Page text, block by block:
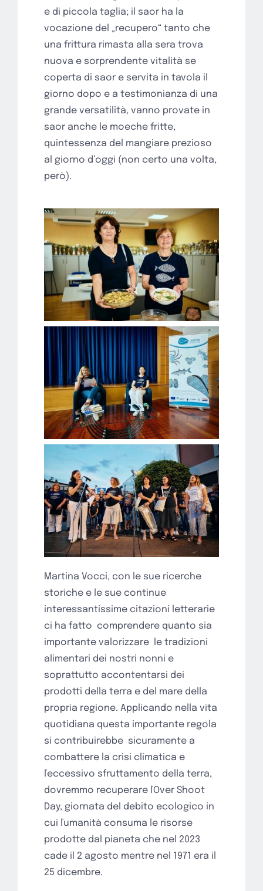
e di piccola taglia; il saor ha la
vocazione del „recupero“ tanto che
una frittura rimasta alla sera trova
nuova e sorprendente vitalità se
coperta di saor e servita in tavola il
giorno dopo e a testimonianza di una
grande versatilità, vanno provate in
saor anche le moeche fritte,
quintessenza del mangiare prezioso
al giorno d’oggi (non certo una volta,
però).
Martina Vocci, con le sue ricerche
storiche e le sue continue
interessantissime citazioni letterarie
ci ha fatto comprendere quanto sia
importante valorizzare
le tradizioni
alimentari dei nostri nonni e
soprattutto accontentarsi dei
prodotti della terra e del mare della
propria regione. Applicando nella vita
quotidiana questa importante regola
si contribuirebbe sicuramente a
combattere la crisi climatica e
ľeccessivo sfruttamento della terra,
dovremmo recuperare ľOver Shoot
Day, giornata del debito ecologico in
cui ľumanità consuma le risorse
prodotte dal pianeta che nel 2023
cade il 2 agosto mentre nel 1971 era il
25 dicembre.